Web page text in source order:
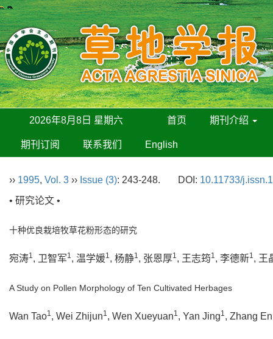
2026年8月8日 星期六 首页 期刊介绍
期刊订阅 联系我们 English
›› 1995, Vol. 3 ›› Issue (3): 243-248. DOI: 10.11733/
• 研究论文 •
十种优良栽培牧草花粉形态的研究
宛涛1, 卫智军1, 温学媛1, 杨静1, 张恩厚1, 王志筠1, 李德新1, 王
A Study on Pollen Morphology of Ten Cultivated Herbages
Wan Tao1, Wei Zhijun1, Wen Xueyuan1, Yan Jing1, Zhang